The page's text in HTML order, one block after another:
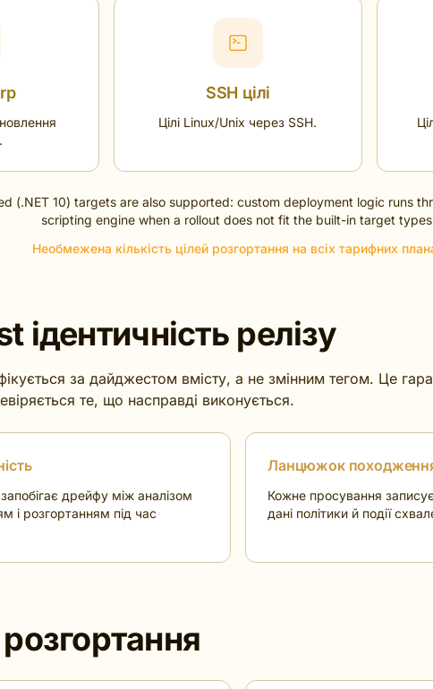
SSH цілі
Цілі Linux/Unix через SSH.
(.NET 10) targets are also supported: custom deployment logic runs
scripting engine when a rollout does not fit the built-in target
Необмежена кількість цілей розгортання на всіх тарифних
ідентичність релізу
за дайджестом вмісту, а не змінним тегом. Це
те, що насправді виконується.
дрейфу між аналізом
і розгортанням під час
Ланцюжок
Кожне просування
дані політики й події